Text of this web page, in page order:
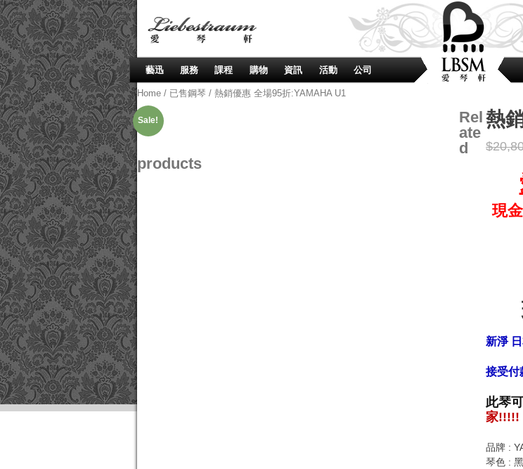
藝迅 服務 課程 購物 資訊 活動 公司
Home / 已售鋼琴 / 熱銷優惠 全場95折:YAMAHA U1
Sale! 熱
$
現
新淨
接受付
此琴
家!!!!!
品牌 :
琴色 :
Rel
ate
d
products